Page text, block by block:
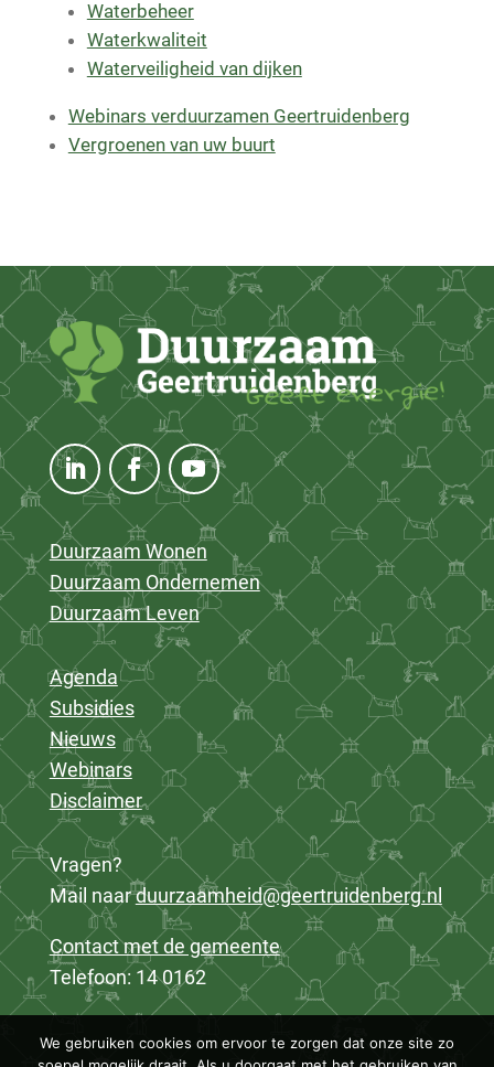
Waterbeheer
Waterkwaliteit
Waterveiligheid van dijken
Webinars verduurzamen Geertruidenberg
Vergroenen van uw buurt
Duurzaam Wonen
Duurzaam Ondernemen
Duurzaam Leven
Agenda
Subsidies
Nieuws
Webinars
Disclaimer
Vragen?
Mail naarduurzaamheid@geertruidenberg.nl
Contact met de gemeente
Telefoon: 14 0162
We gebruiken cookies om ervoor te zorgen dat onze site zo